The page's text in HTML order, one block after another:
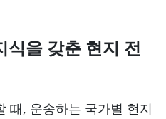
식을 갖춘 현지 전
때, 운송하는 국가별 현지